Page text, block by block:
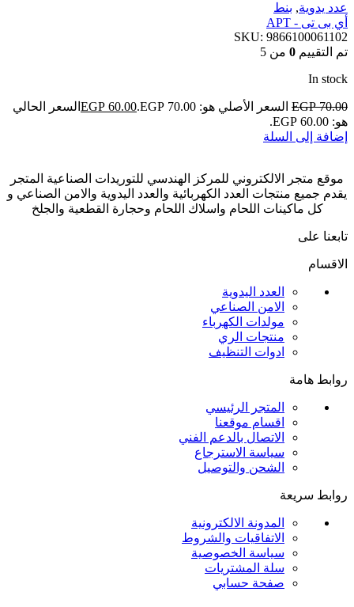
عدد يدوية, بنط
أي بى تى - APT
SKU: 9866100061102
تم التقييم 0 من 5
In stock
EGP70.00 السعر الأصلي هو: EGP 70.00. EGP 60.00
السعر الحالي
هو: EGP 60.00.
إضافة إلى السلة
موقع متجر الالكتروني للمركز الهندسي للتوريدات الصناعية المتجر
يقدم جميع منتجات العدد الكهربائية والعدد اليدوية والامن الصناعي و
كل ماكينات اللحام واسلاك اللحام وحجارة القطعية والجلخ
تابعنا على
الاقسام
العدد اليدوية
الامن الصناعي
مولدات الكهرباء
منتجات الري
ادوات التنظيف
روابط هامة
المتجر الرئيسي
اقسام موقعنا
الاتصال بالدعم الفني
سياسة الاسترجاع
الشحن والتوصيل
روابط سريعة
المدونة الالكترونية
الاتفاقيات والشروط
سياسة الخصوصية
سلة المشتريات
صفحة حسابي